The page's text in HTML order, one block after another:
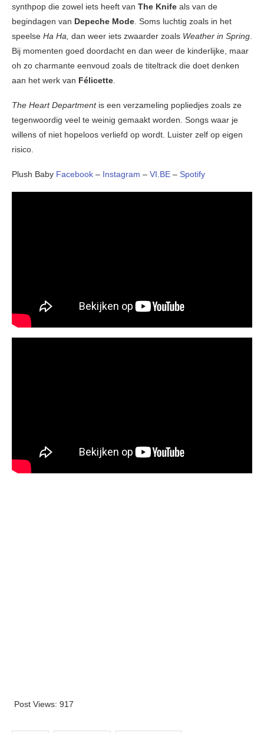
synthpop die zowel iets heeft van The Knife als van de
begindagen van Depeche Mode . Soms luchtig zoals in het
speelse Ha Ha, dan weer iets zwaarder zoals Weather in Spring
Bij momenten goed doordacht en dan weer de kinderlijke, maar
oh zo charmante eenvoud zoals de titeltrack die doet denken
aan het werk van Félicette
The Heart Departmentis een verzameling popliedjes zoals ze
tegenwoordig veel te weinig gemaakt worden. Songs waar je
willens of niet hopeloos verliefd op wordt. Luister zelf op eigen
risico.
Plush Baby Facebook – Instagram – VI.BE – Spotify
Post Views: 917